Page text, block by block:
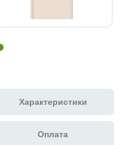
Характеристики
Оплата